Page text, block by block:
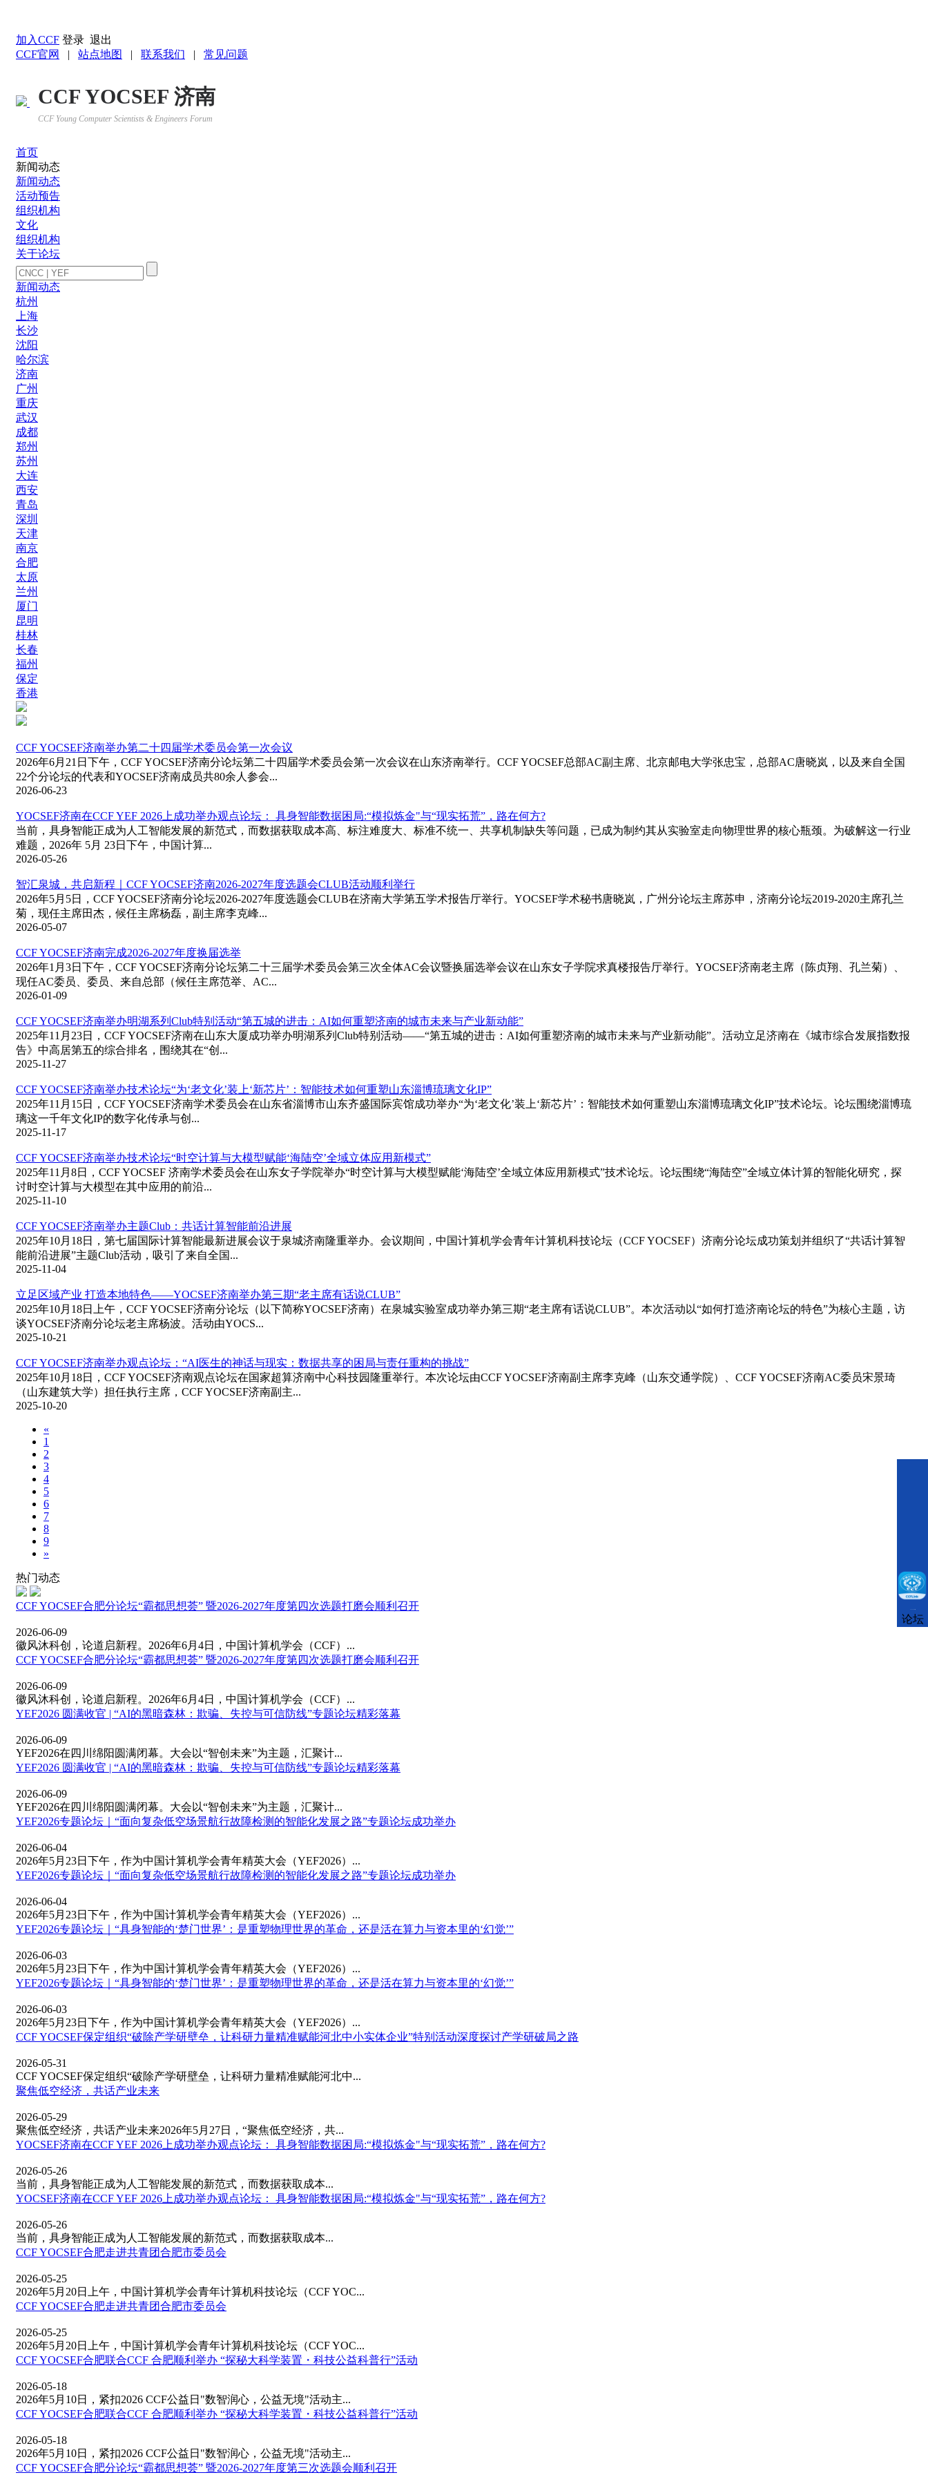
加入CCF 登录 退出
CCF官网
| 站点地图 | 联系我们 | 常见问题
CCF YOCSEF 济南
CCF Young Computer Scientists & Engineers Forum
首页
新闻动态
新闻动态
活动预告
组织机构
文化
组织机构
关于论坛
新闻动态
杭州
上海
长沙
沈阳
哈尔滨
济南
广州
重庆
武汉
成都
郑州
苏州
大连
西安
青岛
深圳
天津
南京
合肥
太原
兰州
厦门
昆明
桂林
长春
福州
保定
香港
CCF YOCSEF济南举办第二十四届学术委员会第一次会议
2026年6月21日下午，CCF YOCSEF济南分论坛第二十四届学术委员会第一次会议在山东济南举行。CCF YOCSEF总部AC副主席、北京邮电大学张忠宝，总部AC唐晓岚，以及来自全国
22个分论坛的代表和YOCSEF济南成员共80余人参会...
2026-06-23
YOCSEF济南在CCF YEF 2026上成功举办观点论坛： 具身智能数据困局:“模拟炼金"与“现实拓荒”，路在何方?
当前，具身智能正成为人工智能发展的新范式，而数据获取成本高、标注难度大、标准不统一、共享机制缺失等问题，已成为制约其从实验室走向物理世界的核心瓶颈。为破解这一行业
难题，2026年 5月 23日下午，中国计算...
2026-05-26
智汇泉城，共启新程｜CCF YOCSEF济南2026-2027年度选题会CLUB活动顺利举行
2026年5月5日，CCF YOCSEF济南分论坛2026-2027年度选题会CLUB在济南大学第五学术报告厅举行。YOCSEF学术秘书唐晓岚，广州分论坛主席苏申，济南分论坛2019-2020主席孔兰
菊，现任主席田杰，候任主席杨磊，副主席李克峰...
2026-05-07
CCF YOCSEF济南完成2026-2027年度换届选举
2026年1月3日下午，CCF YOCSEF济南分论坛第二十三届学术委员会第三次全体AC会议暨换届选举会议在山东女子学院求真楼报告厅举行。YOCSEF济南老主席（陈贞翔、孔兰菊）、
现任AC委员、委员、来自总部（候任主席范举、AC...
2026-01-09
CCF YOCSEF济南举办明湖系列Club特别活动“第五城的进击：AI如何重塑济南的城市未来与产业新动能”
2025年11月23日，CCF YOCSEF济南在山东大厦成功举办明湖系列Club特别活动——“第五城的进击：AI如何重塑济南的城市未来与产业新动能”。活动立足济南在《城市综合发展指数报
告》中高居第五的综合排名，围绕其在“创...
2025-11-27
CCF YOCSEF济南举办技术论坛“为‘老文化’装上‘新芯片’：智能技术如何重塑山东淄博琉璃文化IP”
2025年11月15日，CCF YOCSEF济南学术委员会在山东省淄博市山东齐盛国际宾馆成功举办“为‘老文化’装上‘新芯片’：智能技术如何重塑山东淄博琉璃文化IP”技术论坛。论坛围绕淄博琉
璃这一千年文化IP的数字化传承与创...
2025-11-17
CCF YOCSEF济南举办技术论坛“时空计算与大模型赋能‘海陆空’全域立体应用新模式”
2025年11月8日，CCF YOCSEF 济南学术委员会在山东女子学院举办“时空计算与大模型赋能‘海陆空’全域立体应用新模式”技术论坛。论坛围绕“海陆空”全域立体计算的智能化研究，探
讨时空计算与大模型在其中应用的前沿...
2025-11-10
CCF YOCSEF济南举办主题Club：共话计算智能前沿进展
2025年10月18日，第七届国际计算智能最新进展会议于泉城济南隆重举办。会议期间，中国计算机学会青年计算机科技论坛（CCF YOCSEF）济南分论坛成功策划并组织了“共话计算智
能前沿进展”主题Club活动，吸引了来自全国...
2025-11-04
立足区域产业 打造本地特色——YOCSEF济南举办第三期“老主席有话说CLUB”
2025年10月18日上午，CCF YOCSEF济南分论坛（以下简称YOCSEF济南）在泉城实验室成功举办第三期“老主席有话说CLUB”。本次活动以“如何打造济南论坛的特色”为核心主题，访
谈YOCSEF济南分论坛老主席杨波。活动由YOCS...
2025-10-21
CCF YOCSEF济南举办观点论坛：“AI医生的神话与现实：数据共享的困局与责任重构的挑战”
2025年10月18日，CCF YOCSEF济南观点论坛在国家超算济南中心科技园隆重举行。本次论坛由CCF YOCSEF济南副主席李克峰（山东交通学院）、CCF YOCSEF济南AC委员宋景琦
（山东建筑大学）担任执行主席，CCF YOCSEF济南副主...
2025-10-20
«
1
2
3
4
5
6
7
8
9
»
热门动态
CCF YOCSEF合肥分论坛“霸都思想荟” 暨2026-2027年度第四次选题打磨会顺利召开
2026-06-09
徽风沐科创，论道启新程。2026年6月4日，中国计算机学会（CCF）...
CCF YOCSEF合肥分论坛“霸都思想荟” 暨2026-2027年度第四次选题打磨会顺利召开
2026-06-09
徽风沐科创，论道启新程。2026年6月4日，中国计算机学会（CCF）...
YEF2026 圆满收官 | “AI的黑暗森林：欺骗、失控与可信防线”专题论坛精彩落幕
2026-06-09
YEF2026在四川绵阳圆满闭幕。大会以“智创未来”为主题，汇聚计...
YEF2026 圆满收官 | “AI的黑暗森林：欺骗、失控与可信防线”专题论坛精彩落幕
2026-06-09
YEF2026在四川绵阳圆满闭幕。大会以“智创未来”为主题，汇聚计...
YEF2026专题论坛｜“面向复杂低空场景航行故障检测的智能化发展之路”专题论坛成功举办
2026-06-04
2026年5月23日下午，作为中国计算机学会青年精英大会（YEF2026）...
YEF2026专题论坛｜“面向复杂低空场景航行故障检测的智能化发展之路”专题论坛成功举办
2026-06-04
2026年5月23日下午，作为中国计算机学会青年精英大会（YEF2026）...
YEF2026专题论坛｜“具身智能的‘楚门世界’：是重塑物理世界的革命，还是活在算力与资本里的‘幻觉’”
2026-06-03
2026年5月23日下午，作为中国计算机学会青年精英大会（YEF2026）...
YEF2026专题论坛｜“具身智能的‘楚门世界’：是重塑物理世界的革命，还是活在算力与资本里的‘幻觉’”
2026-06-03
2026年5月23日下午，作为中国计算机学会青年精英大会（YEF2026）...
CCF YOCSEF保定组织“破除产学研壁垒，让科研力量精准赋能河北中小实体企业”特别活动深度探讨产学研破局之路
2026-05-31
CCF YOCSEF保定组织“破除产学研壁垒，让科研力量精准赋能河北中...
​聚焦低空经济，共话产业未来
2026-05-29
聚焦低空经济，共话产业未来2026年5月27日，“聚焦低空经济，共...
YOCSEF济南在CCF YEF 2026上成功举办观点论坛： 具身智能数据困局:“模拟炼金"与“现实拓荒”，路在何方?
2026-05-26
当前，具身智能正成为人工智能发展的新范式，而数据获取成本...
YOCSEF济南在CCF YEF 2026上成功举办观点论坛： 具身智能数据困局:“模拟炼金"与“现实拓荒”，路在何方?
2026-05-26
当前，具身智能正成为人工智能发展的新范式，而数据获取成本...
CCF YOCSEF合肥走进共青团合肥市委员会
2026-05-25
2026年5月20日上午，中国计算机学会青年计算机科技论坛（CCF YOC...
CCF YOCSEF合肥走进共青团合肥市委员会
2026-05-25
2026年5月20日上午，中国计算机学会青年计算机科技论坛（CCF YOC...
CCF YOCSEF合肥联合CCF 合肥顺利举办 “探秘大科学装置・科技公益科普行”活动
2026-05-18
2026年5月10日，紧扣2026 CCF公益日"数智润心，公益无境"活动主...
CCF YOCSEF合肥联合CCF 合肥顺利举办 “探秘大科学装置・科技公益科普行”活动
2026-05-18
2026年5月10日，紧扣2026 CCF公益日"数智润心，公益无境"活动主...
CCF YOCSEF合肥分论坛“霸都思想荟” 暨2026-2027年度第三次选题会顺利召开
论坛